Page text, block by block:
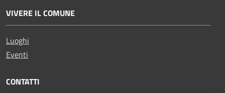
VIVERE IL COMUNE
Luoghi
Eventi
CONTATTI